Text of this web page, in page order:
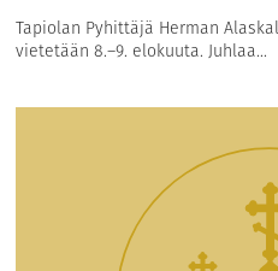
Tapiolan Pyhittäjä Herman
vietetään 8.–9. elokuuta. Juhlaa...